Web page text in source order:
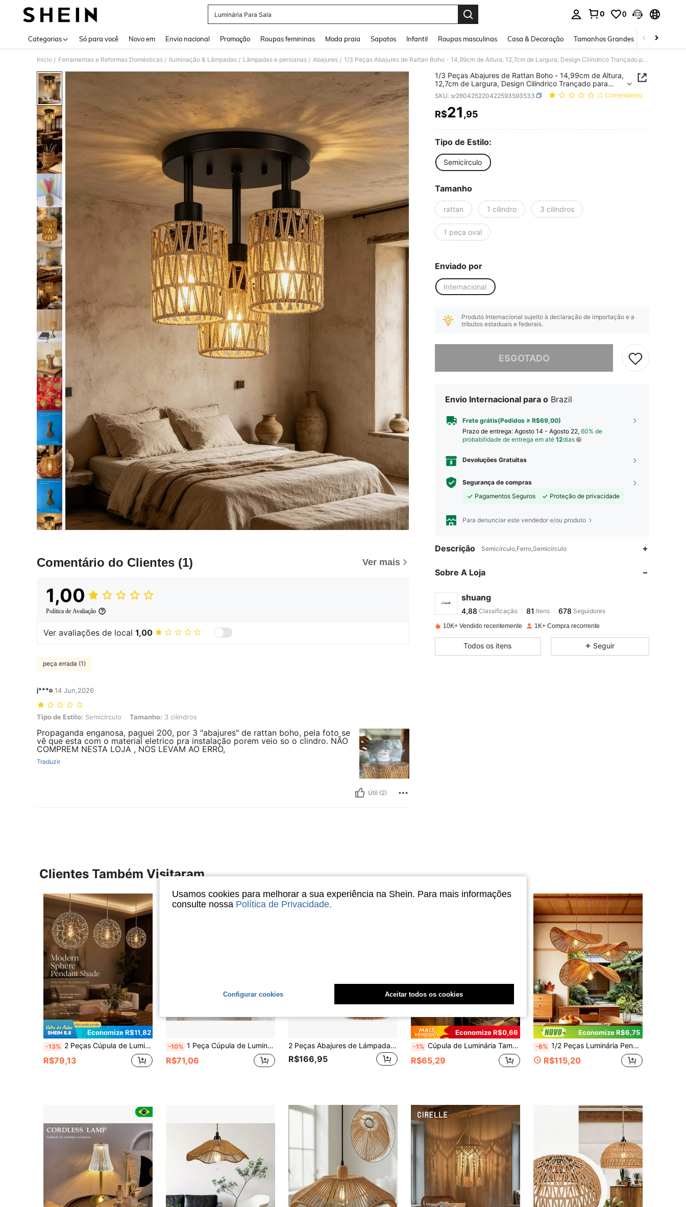
Luminária Para Sala
0 0
Categorias Só para você Novo em Envio nacional Promoção Roupas femininas Moda praia Sapatos Infantil Roupas masculinas Casa & Decoração Tamanhos Grandes Joias e
Início / Ferramentas e Reformas Domésticas / Iluminação & Lâmpadas / Lâmpadas e persianas / Abajures / 1/3 Peças Abajures de Rattan Boho - 14,99cm de Altura, 12,7cm de Largura, Design Cilíndrico Trançado para Lâmpadas de Chão, Pendentes, Lustres e Arandelas de Parede
Comentário do Clientes (1) Ver mais
1,00
Política de Avaliação
Ver avaliações de local 1,00
peça errada (1)
j***o 14 Jun,2026
Tipo de Estilo: Semicírculo, Tamanho: 3 cilindros
Tipo de Estilo: Semicírculo Tamanho: 3 cilindros
Propaganda enganosa, paguei 200, por 3 "abajures" de rattan boho, pela foto se
vê que esta com o material eletrico pra instalação porem veio so o clindro. NÃO
COMPREM NESTA LOJA , NOS LEVAM AO ERRO,
Traduzir
Útil (2)
1/3 Peças Abajures de Rattan Boho - 14,99cm de Altura,
12,7cm de Largura, Design Cilíndrico Trançado para
Lâmpadas de Chão, Pendentes, Lustres e Arandelas de
Parede
SKU: sr260425220422593593533 (1 Comentários)
PRICE AND AVAILABILITY
R$21,95
Tipo de Estilo:
Semicírculo
Tamanho
rattan 1 cilindro 3 cilindros
1 peça oval
Enviado por
Internacional
Produto Internacional sujeito à declaração de importação e a
tributos estaduais e federais.
ESGOTADO
Envio Internacional para o Brazil
Frete grátis(Pedidos ≥ R$69,00)
Prazo de entrega: Agosto 14 - Agosto 22, 60% de
probabilidade de entrega em até 12dias
Devoluções Gratuitas
Segurança de compras
Pagamentos Seguros
Proteção de privacidade
Para denunciar este vendedor e/ou produto
Descrição Semicírculo,Ferro,Semicírculo
Sobre A Loja
shuang
4,88
4,88 Classificação
u***spago 1 dia atrás
10K+ Vendido recentemente 1K+ Compra recorrente
Todos os itens Seguir
Clientes Também Visitaram
Economize R$11,82
-13% 2 Peças Cúpula de Luminária Pendente Moderna, Padrão de Fio Emaranhado Abstrato, Formato de Esfera Oca, Estilo Gaiola Aberta, Luminária Decorativa de Metal Eletrolítico, Opções Pequena/Média/Grande para Sala de Estar, Sala de Jantar, Quarto, Café & Bar
R$79,13
-10% 1 Peça Cúpula de Luminária em Formato de Nuvem, Cúpula de Luminária de Papel Decorativa DIY Adequada para Luminária Pendente, Casamento, Sala de Estar, Quarto, Decoração Doméstica
R$71,06
2 Peças Abajures de Lámpada de Vime Estilo Boêmio - 5.89 Polegadas X 5.51 Polegadas, Design Trançado Bege Natural, Adequado para Decoração de Casa, Café e Casa de Chá, Sem Necessidade de Energia ou Bateria, Abajures de Lámpada de Vime, Abajures de Decoração de Vime
R$166,95
Economize R$0,66
-1% Cúpula de Luminária Tambor de Rattan Trançado Brilhante Moderno - Cúpula de Luminária Pendente de Rattan Trançado Feita à Mão, Acessório de Luminária de Quarto, Sem Energia e Cabo/Decoração de Casa/Decoração de Quarto/Decoração de Festa/Natal/Halloween Presente para Professor (Apenas Cúpula)
R$65,29
Economize R$6,75
-6% 1/2 Peças Luminária Pendente Boêmia Feita à Mão em Formato de Pétala de Vime Sintético, Capa de Luz de Teto de Papel Trançado em Dois Tamanhos, Estilo Campestre Japonês para Café, Cozinha, Quarto, B&B, Iluminação Decorativa Suave
R$115,20
Usamos cookies para melhorar a sua experiência na Shein. Para mais informações
consulte nossa Política de Privacidade.
Configurar cookies Aceitar todos os cookies